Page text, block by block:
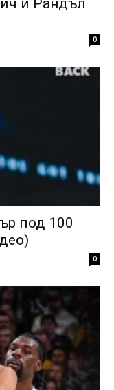
и Рандъл
0
под 100
0